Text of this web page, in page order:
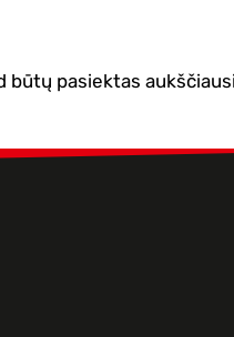
būtų pasiektas